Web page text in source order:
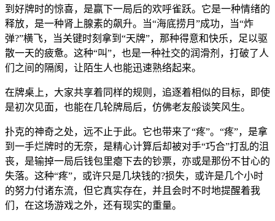
到好牌时的惊喜，是赢下一局后的欢呼雀跃。它是一种情绪的
释放，是一种肾上腺素的飙升。当“海底捞月”成功，当“炸
弹?”横飞，当关键时刻拿到“天牌”，那种得意和快乐，足以驱
散一天的疲惫。这种“叫”，也是一种社交的润滑剂，打破了人
们之间的隔阂，让陌生人也能迅速熟络起来。
在牌桌上，大家共享着同样的规则，追逐着相似的目标，即使
是初次见面，也能在几轮牌局后，仿佛老友般谈笑风生。
扑克的神奇之处，远不止于此。它也带来了“疼”。“疼”，是拿
到一手烂牌时的无奈，是精心计算后却被对手“巧合”打乱的沮
丧，是输掉一局后钱包里瘪下去的钞票，亦或是那份不甘心的
失落。这种“疼”，或许只是几块钱的?损失，或许是几个小时
的努力付诸东流，但它真实存在，并且会时不时地提醒着我
们，在这场游戏之外，还有现实的重量。